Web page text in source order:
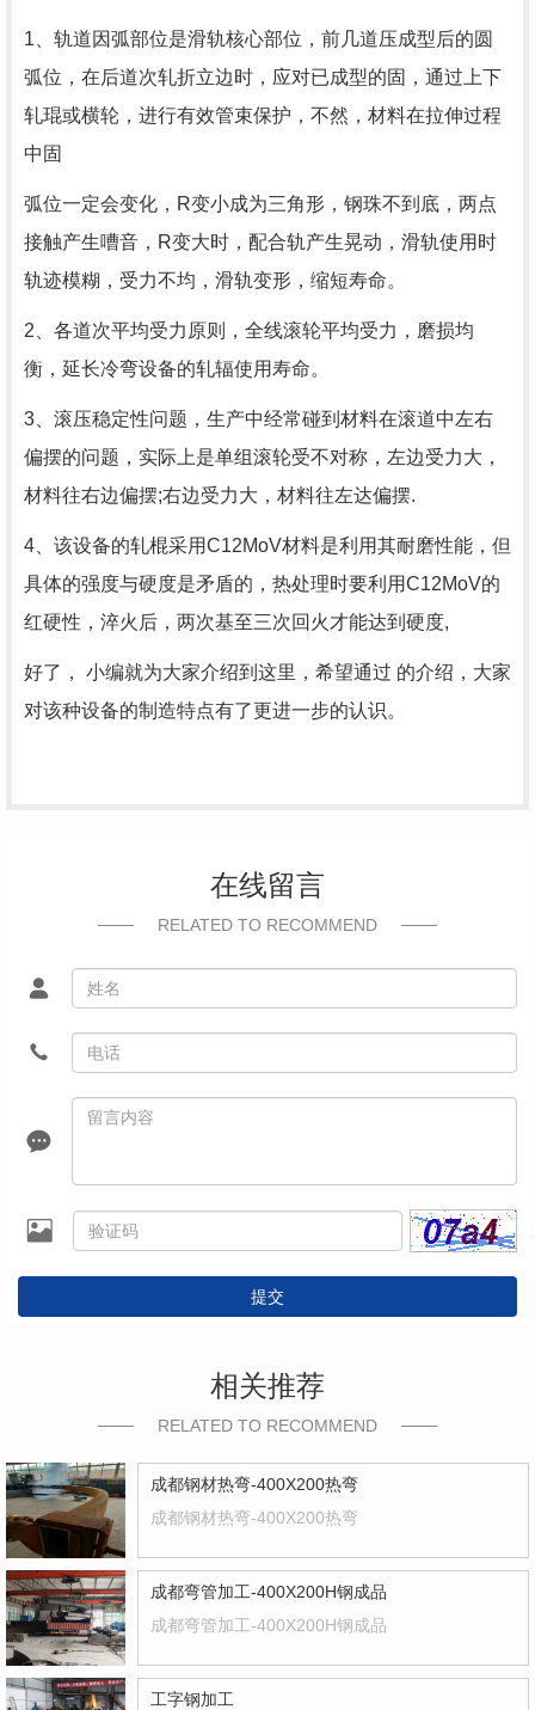
1、轨道因弧部位是滑轨核心部位，前几道压成型后的圆
弧位，在后道次轧折立边时，应对已成型的固，通过上下
轧琨或横轮，进行有效管束保护，不然，材料在拉伸过程
中固
弧位一定会变化，R变小成为三角形，钢珠不到底，两点
接触产生嘈音，R变大时，配合轨产生晃动，滑轨使用时
轨迹模糊，受力不均，滑轨变形，缩短寿命。
2、各道次平均受力原则，全线滚轮平均受力，磨损均
衡，延长冷弯设备的轧辐使用寿命。
3、滚压稳定性问题，生产中经常碰到材料在滚道中左右
偏摆的问题，实际上是单组滚轮受不对称，左边受力大，
材料往右边偏摆;右边受力大，材料往左达偏摆.
4、该设备的轧棍采用C12MoV材料是利用其耐磨性能，但
具体的强度与硬度是矛盾的，热处理时要利用C12MoV的
红硬性，淬火后，两次基至三次回火才能达到硬度,
好了， 小编就为大家介绍到这里，希望通过 的介绍，大家
对该种设备的制造特点有了更进一步的认识。
在线留言
RELATED TO RECOMMEND
提交
相关推荐
RELATED TO RECOMMEND
成都钢材热弯-400X200热弯
成都钢材热弯-400X200热弯
成都弯管加工-400X200H钢成品
成都弯管加工-400X200H钢成品
工字钢加工